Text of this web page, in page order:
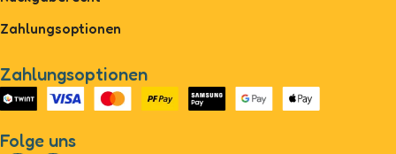
Zahlungsoptionen
Zahlungsoptionen
Folge uns